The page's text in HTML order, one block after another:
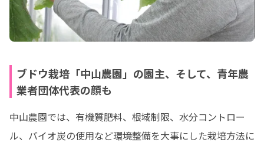
ブドウ栽培「中山農園」の園主、そして、青年農
業者団体代表の顔も
中山農園では、有機質肥料、根域制限、水分コントロー
ル、バイオ炭の使用など環境整備を大事にした栽培方法に